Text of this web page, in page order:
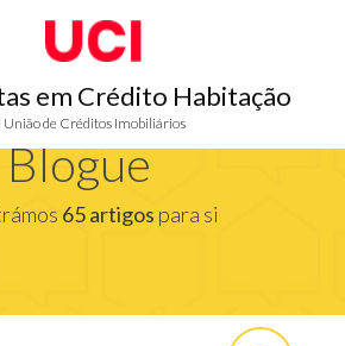
em Crédito Habitação
União de Créditos Imobiliários
Blogue
65 artigos para si